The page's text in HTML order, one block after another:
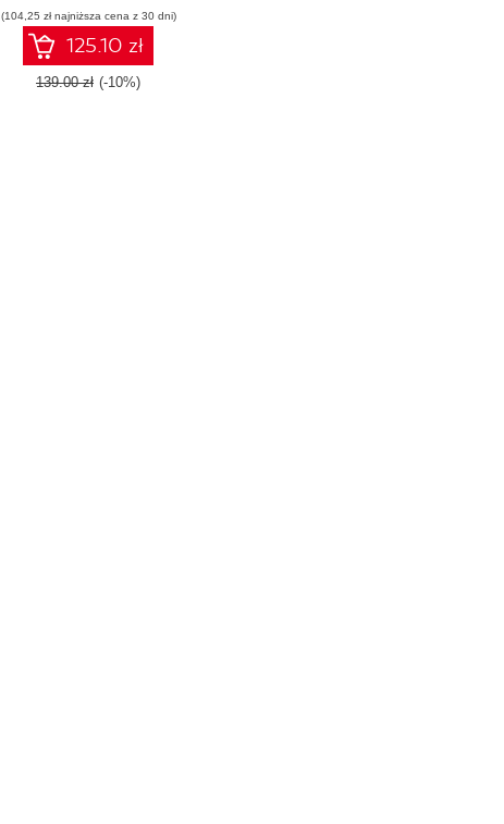
hands-on recipes
(104,25 zł najniższa cena z 30 dni)
125.10 zł
139.00 zł (-10%)